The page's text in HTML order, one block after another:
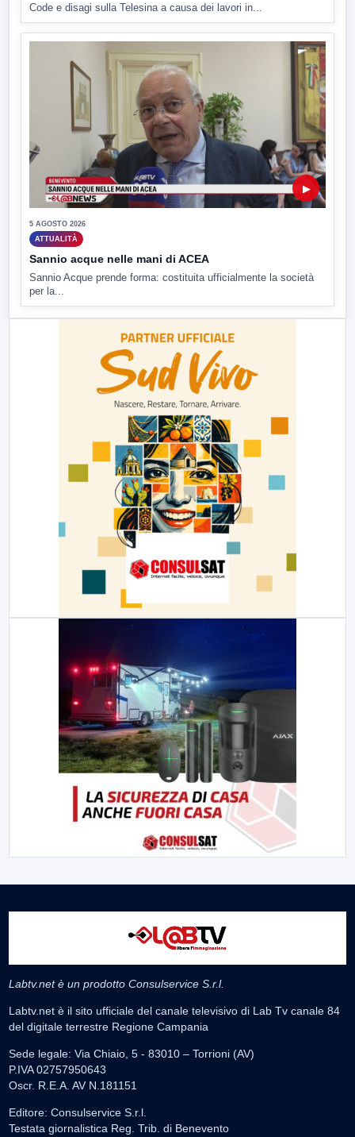
Code e disagi sulla Telesina a causa dei lavori in...
▶
5 AGOSTO 2026
ATTUALITÀ
Sannio acque nelle mani di ACEA
Sannio Acque prende forma: costituita ufficialmente la società
per la...
Labtv.net è un prodotto Consulservice S.r.l.
Labtv.net è il sito ufficiale del canale televisivo di Lab Tv canale 84
del digitale terrestre Regione Campania
Sede legale: Via Chiaio, 5 - 83010 – Torrioni (AV)
P.IVA 02757950643
Oscr. R.E.A. AV N.181151
Editore: Consulservice S.r.l.
Testata giornalistica Reg. Trib. di Benevento